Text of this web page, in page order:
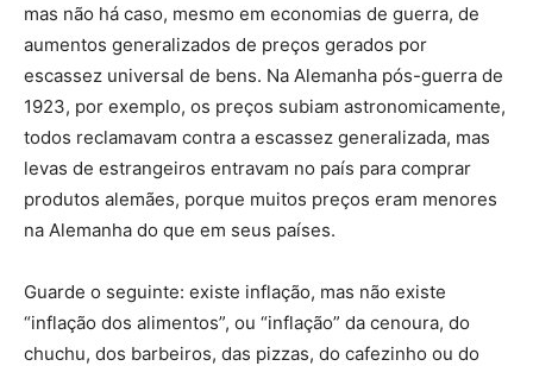
mas não há caso, mesmo em economias de guerra, de
aumentos generalizados de preços gerados por
escassez universal de bens. Na Alemanha pós-guerra de
1923, por exemplo, os preços subiam astronomicamente,
todos reclamavam contra a escassez generalizada, mas
levas de estrangeiros entravam no país para comprar
produtos alemães, porque muitos preços eram menores
na Alemanha do que em seus países.
Guarde o seguinte: existe inflação, mas não existe
“inflação dos alimentos”, ou “inflação” da cenoura, do
chuchu, dos barbeiros, das pizzas, do cafezinho ou do